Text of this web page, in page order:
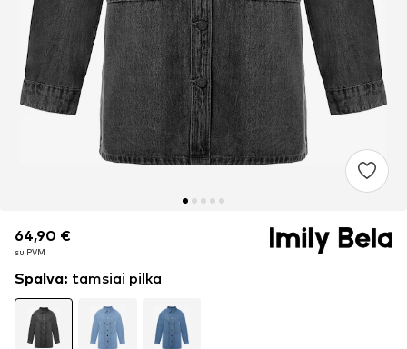
64,90 €
su PVM
64,90 €
su PVM
Spalva: tamsiai pilka